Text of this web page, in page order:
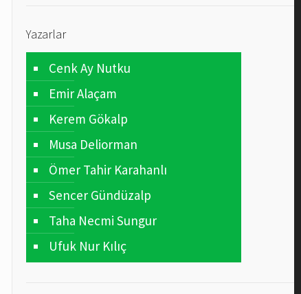
Yazarlar
Cenk Ay Nutku
Emir Alaçam
Kerem Gökalp
Musa Deliorman
Ömer Tahir Karahanlı
Sencer Gündüzalp
Taha Necmi Sungur
Ufuk Nur Kılıç